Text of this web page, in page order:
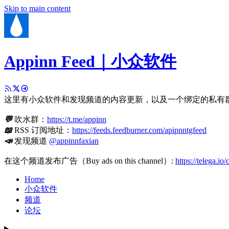
Skip to main content
Appinn Feed｜小众软件
这里有小众软件和发现频道的内容更新，以及一个绑定的私有
💬吹水群： https://t.me/appinn
📖RSS 订阅地址： https://feeds.feedburner.com/apipnntgfeed
📣发现频道 @appinnfaxian
在这个频道发布广告（Buy ads on this channel）: https://telega.io/
Home
小众软件
频道
论坛